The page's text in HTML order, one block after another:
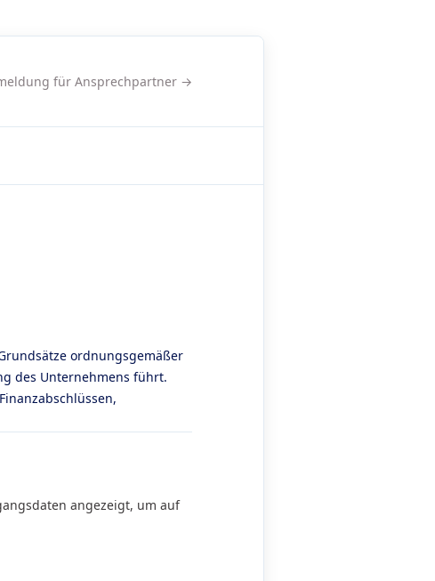
für Ansprechpartner →
ordnungsgemäßer
des Unternehmens führt.
angezeigt, um auf